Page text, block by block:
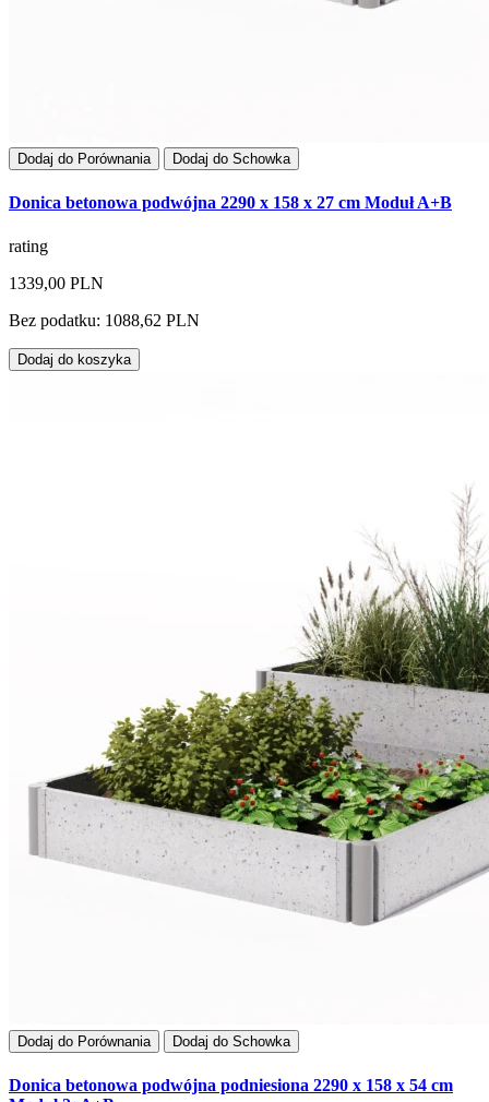
Dodaj do Porównania Dodaj do Schowka
Donica betonowa podwójna 2290 x 158 x 27 cm Moduł A+B
rating
1339,00 PLN
Bez podatku: 1088,62 PLN
Dodaj do koszyka
Dodaj do Porównania Dodaj do Schowka
Donica betonowa podwójna podniesiona 2290 x 158 x 54 cm